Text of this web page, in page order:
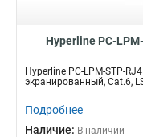
Hyperline PC-
Hyperline PC-LPM-STP-
экранированный, Cat.6,
Подробнее
Наличие: В наличии